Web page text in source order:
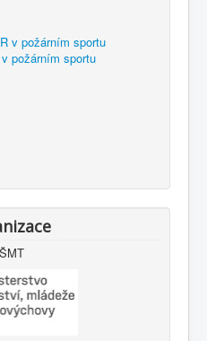
v požárním sportu
požárním sportu